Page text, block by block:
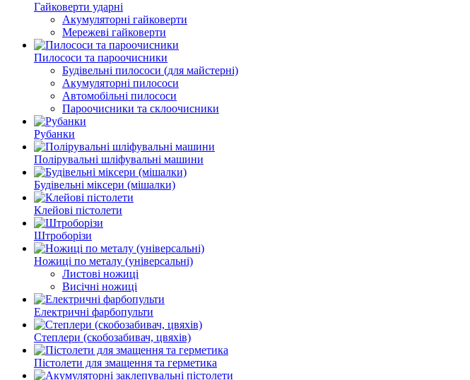
Гайковерти ударні
Акумуляторні гайковерти
Мережеві гайковерти
Пилососи та пароочисники
Будівельні пилососи (для майстерні)
Акумуляторні пилососи
Автомобільні пилососи
Пароочисники та склоочисники
Рубанки
Полірувальні шліфувальні машини
Будівельні міксери (мішалки)
Клейові пістолети
Штроборізи
Ножиці по металу (універсальні)
Листові ножиці
Висічні ножиці
Електричні фарбопульти
Степлери (скобозабивач, цвяхів)
Пістолети для змащення та герметика